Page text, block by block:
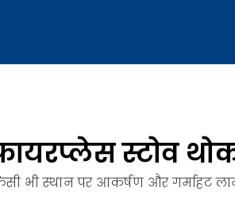
स्टोव
भी स्थान पर आकर्षण और गर्माहट